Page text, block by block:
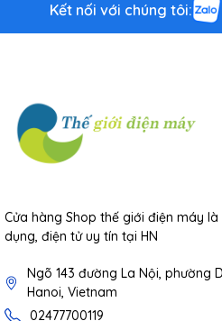
Kết nối với chúng tôi:
Cửa hàng Shop thế giới điện máy
dụng, điện tử uy tín tại HN
Ngõ 143 đường La Nội, phường
Hanoi, Vietnam
02477700119